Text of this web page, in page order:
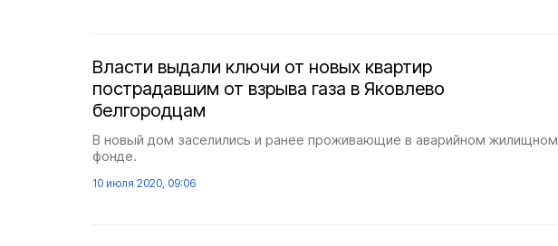
Власти выдали ключи от новых квартир
пострадавшим от взрыва газа в Яковлево
белгородцам
В новый дом заселились и ранее проживающие в аварийном жилищном
фонде.
10 июля 2020, 09:06